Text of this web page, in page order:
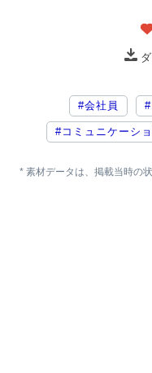
#会社員
#コミュニケーシ
* 素材データは、掲載当時の